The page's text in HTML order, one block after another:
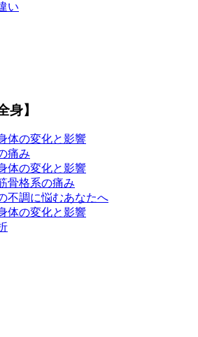
い
身】
体の変化と影響
痛み
体の変化と影響
骨格系の痛み
不調に悩むあなたへ
体の変化と影響